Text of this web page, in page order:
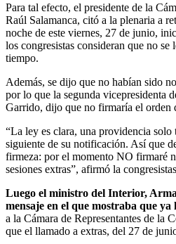
Para tal efecto, el presidente de la
Raúl Salamanca, citó a la plenaria a
noche de este viernes, 27 de junio,
los congresistas consideran que no se
tiempo.
Además, se dijo que no habían sido
por lo que la segunda vicepresidenta
Garrido, dijo que no firmaría el orden
“La ley es clara, una providencia
siguiente de su notificación. Así que
firmeza: por el momento NO firmaré
sesiones extras”, afirmó la
Luego el ministro del Interior,
mensaje en el que mostraba que
a la Cámara de Representantes de la
que el llamado a extras, del 27 de